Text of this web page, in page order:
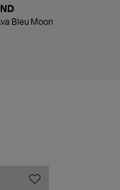
Bleu Moon